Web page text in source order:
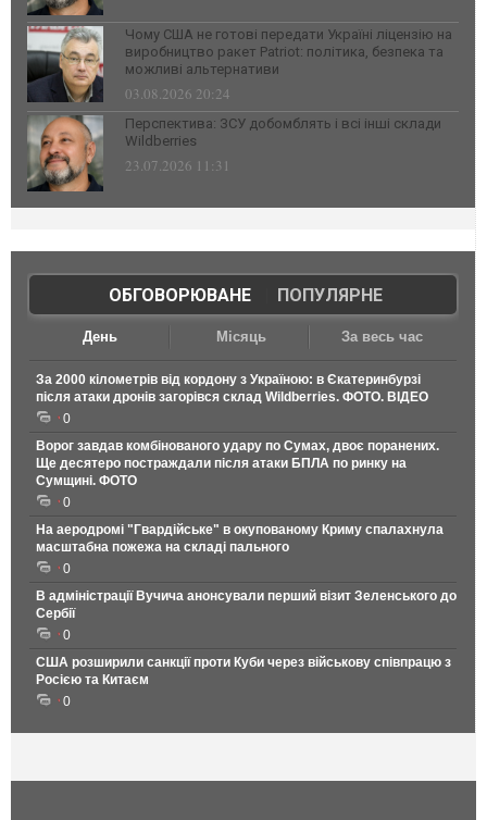
Чому США не готові передати Україні ліцензію на
виробництво ракет Patriot: політика, безпека та
можливі альтернативи
03.08.2026 20:24
Перспектива: ЗСУ добомблять і всі інші склади
Wildberries
23.07.2026 11:31
ОБГОВОРЮВАНЕ| ПОПУЛЯРНЕ
День Місяць За весь час
За 2000 кілометрів від кордону з Україною: в Єкатеринбурзі
після атаки дронів загорівся склад Wildberries. ФОТО. ВІДЕО
0
Ворог завдав комбінованого удару по Сумах, двоє поранених.
Ще десятеро постраждали після атаки БПЛА по ринку на
Сумщині. ФОТО
0
На аеродромі "Гвардійське" в окупованому Криму спалахнула
масштабна пожежа на складі пального
0
В адміністрації Вучича анонсували перший візит Зеленського до
Сербії
0
США розширили санкції проти Куби через військову співпрацю з
Росією та Китаєм
0